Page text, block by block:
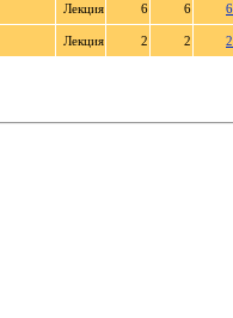
Лекция 6 6 6
Лекция 2 2 2